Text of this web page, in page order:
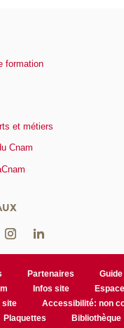
formation
et métiers
Cnam
Partenaires
Infos site
site
Accessibilité: non
Plaquettes
Bibliothèque